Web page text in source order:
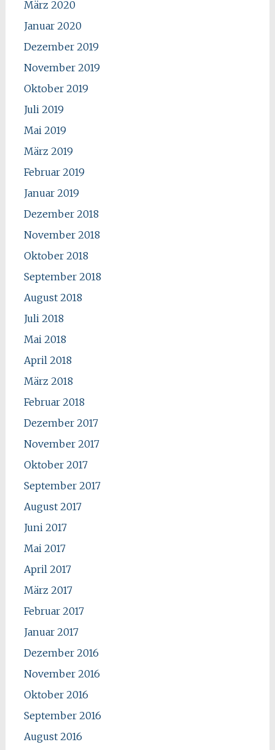
März 2020
Januar 2020
Dezember 2019
November 2019
Oktober 2019
Juli 2019
Mai 2019
März 2019
Februar 2019
Januar 2019
Dezember 2018
November 2018
Oktober 2018
September 2018
August 2018
Juli 2018
Mai 2018
April 2018
März 2018
Februar 2018
Dezember 2017
November 2017
Oktober 2017
September 2017
August 2017
Juni 2017
Mai 2017
April 2017
März 2017
Februar 2017
Januar 2017
Dezember 2016
November 2016
Oktober 2016
September 2016
August 2016